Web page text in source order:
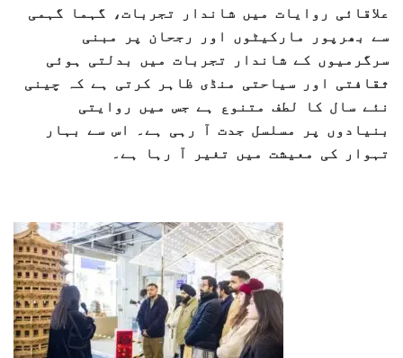
علاقائی روایات میں شاندار تجربات، گہما گہمی
سے بھرپور مارکیٹوں اور رجحان پر مبنی
سرگرمیوں کے شاندار تجربات میں بدلتی ہوئی
ثقافتی اور سیاحتی منڈی ظاہر کرتی ہے کہ چینی
نئے سال کا لطف متنوع ہے جس میں روایتی
بنیادوں پر مسلسل جدت آ
رہی ہے۔ اس سے بہار
تہوار کی معیشت میں تغیر آ رہا ہے۔